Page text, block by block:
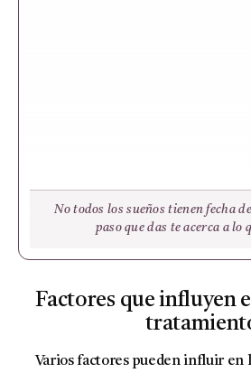
No todos los sueños tienen fecha
paso que das te acerca a lo
Factores que influyen
Varios factores pueden influir en